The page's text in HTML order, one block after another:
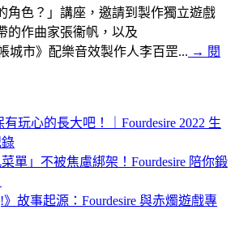
角色？」講座，邀請到製作獨立遊戲
的作曲家張衞帆，以及
城市》配樂音效製作人李百罡... → 閱
玩心的長大吧！｜Fourdesire 2022 生
單」不被焦慮綁架！Fourdesire 陪你鍛
》故事起源：Fourdesire 與赤燭遊戲專